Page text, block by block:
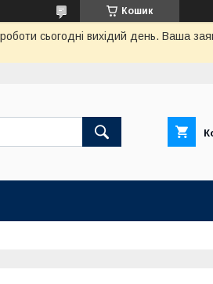
Кошик
сьогодні вихідий день. Ваша